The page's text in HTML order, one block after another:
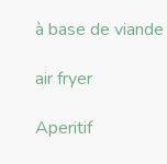
à base de viande
air fryer
Aperitif